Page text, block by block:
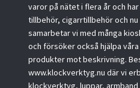
varor på nätet i flera år och
tillbehör, cigarrtillbehör och
samarbetar vi med många
och försöker också hjälpa
produkter mot beskrivning.
www.klockverktyg.nu där vi
klockverktyg, luppar,